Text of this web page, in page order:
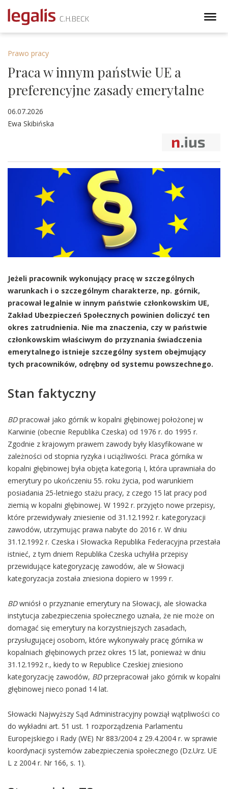
Prawo pracy
Praca w innym państwie UE a
preferencyjne zasady emerytalne
06.07.2026
Ewa Skibińska
Jeżeli pracownik wykonujący pracę w szczególnych
warunkach i o szczególnym charakterze, np. górnik,
pracował legalnie w innym państwie członkowskim UE,
Zakład Ubezpieczeń Społecznych powinien doliczyć ten
okres zatrudnienia. Nie ma znaczenia, czy w państwie
członkowskim właściwym do przyznania świadczenia
emerytalnego istnieje szczególny system obejmujący
tych pracowników, odrębny od systemu powszechnego.
Stan faktyczny
BDpracował jako górnik w kopalni głębinowej położonej w
Karwinie (obecnie Republika Czeska) od 1976 r. do 1995 r.
Zgodnie z krajowym prawem zawody były klasyfikowane w
zależności od stopnia ryzyka i uciążliwości. Praca górnika w
kopalni głębinowej była objęta kategorią I, która uprawniała do
emerytury po ukończeniu 55. roku życia, pod warunkiem
posiadania 25-letniego stażu pracy, z czego 15 lat pracy pod
ziemią w kopalni głębinowej. W 1992 r. przyjęto nowe przepisy,
które przewidywały zniesienie od 31.12.1992 r. kategoryzacji
zawodów, utrzymując prawa nabyte do 2016 r. W dniu
31.12.1992 r. Czeska i Słowacka Republika Federacyjna przestała
istnieć, z tym dniem Republika Czeska uchyliła przepisy
przewidujące kategoryzację zawodów, ale w Słowacji
kategoryzacja została zniesiona dopiero w 1999 r.
BDwniósł o przyznanie emerytury na Słowacji, ale słowacka
instytucja zabezpieczenia społecznego uznała, że nie może on
domagać się emerytury na korzystniejszych zasadach,
przysługującej osobom, które wykonywały pracę górnika w
kopalniach głębinowych przez okres 15 lat, ponieważ w dniu
31.12.1992 r., kiedy to w Republice Czeskiej zniesiono
kategoryzację zawodów, BDprzepracował jako górnik w kopalni
głębinowej nieco ponad 14 lat.
Słowacki Najwyższy Sąd Administracyjny powziął wątpliwości co
do wykładni art. 51 ust. 1 rozporządzenia Parlamentu
Europejskiego i Rady (WE) Nr 883/2004 z 29.4.2004 r. w sprawie
koordynacji systemów zabezpieczenia społecznego (Dz.Urz. UE
L z 2004 r. Nr 166, s. 1).